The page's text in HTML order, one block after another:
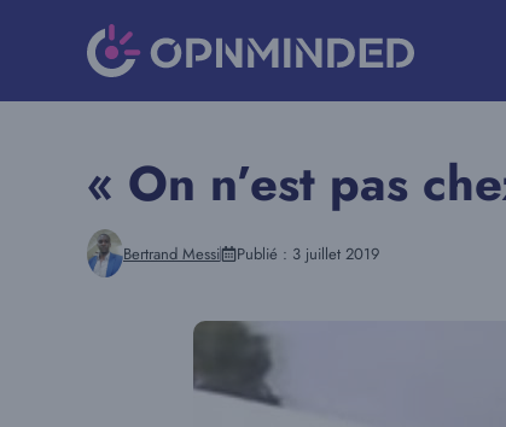
« On n’est pas
Bertrand Messi Publié : 3 juillet 2019